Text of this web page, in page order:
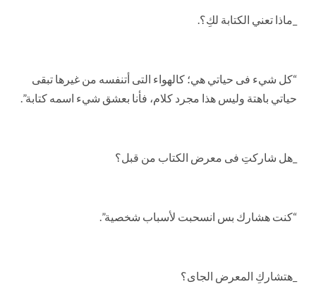
_ماذا تعني الكتابة لكِ؟.
“كل شيء فى حياتي هي؛ كالهواء التى أتنفسه من غيرها تبقى
حياتي باهتة وليس هذا مجرد كلام، فأنا بعشق شيء اسمه كتابة”.
_هل شاركتِ فى معرض الكتاب من قبل؟
“كنت هشارك بس انسحبت لأسباب شخصية”.
_هتشاركِ المعرض الجاى؟